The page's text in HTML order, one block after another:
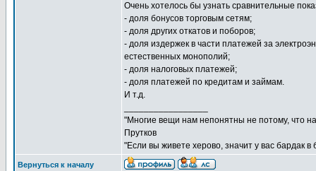
Очень хотелось бы узнать сравнительные
- доля бонусов торговым сетям;
- доля других откатов и поборов;
- доля издержек в части платежей за
естественных монополий;
- доля налоговых платежей;
- доля платежей по кредитам и займам.
И т.д.
"Многие вещи нам непонятны не потому, что
Прутков
"Если вы живете херово, значит у вас бардак
Вернуться к началу